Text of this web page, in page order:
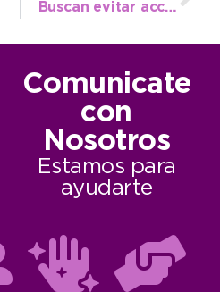
Buscan evitar accidentes ante la manipulación de la red de gas
Comunicate
con
Nosotros
Estamos para
ayudarte